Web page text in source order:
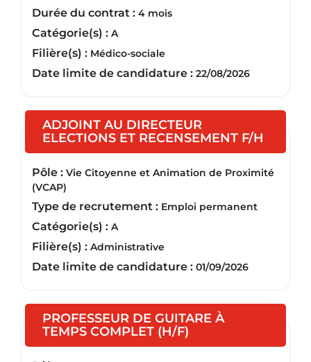
Durée du contrat : 4 mois
Catégorie(s) : A
Filière(s) : Médico-sociale
Date limite de candidature : 22/08/2026
ADJOINT AU DIRECTEUR
ELECTIONS ET RECENSEMENT F/H
Pôle : Vie Citoyenne et Animation de Proximité
(VCAP)
Type de recrutement : Emploi permanent
Catégorie(s) : A
Filière(s) : Administrative
Date limite de candidature : 01/09/2026
PROFESSEUR DE GUITARE À
TEMPS COMPLET (H/F)